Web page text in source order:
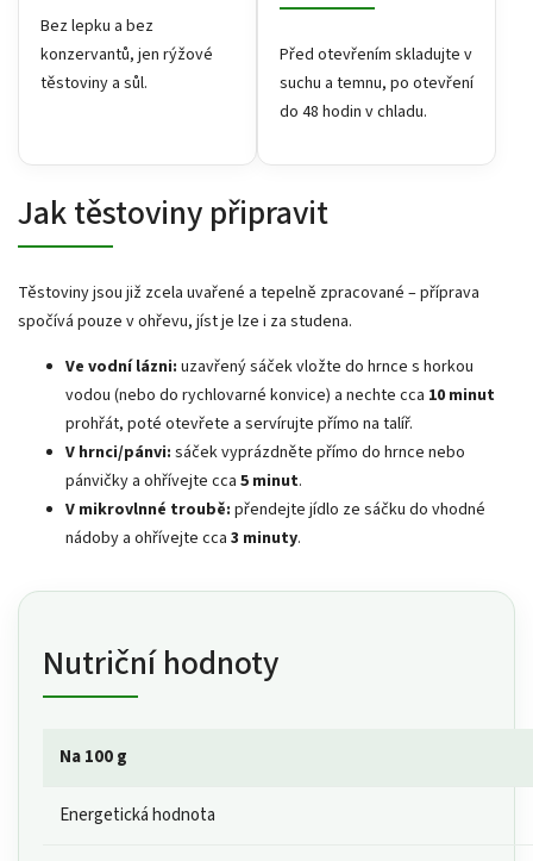
Bez lepku a bez
konzervantů, jen rýžové
těstoviny a sůl.
Před otevřením skladujte v
suchu a temnu, po otevření
do 48 hodin v chladu.
Jak těstoviny připravit
Těstoviny jsou již zcela uvařené a tepelně zpracované – příprava
spočívá pouze v ohřevu, jíst je lze i za studena.
Ve vodní lázni: uzavřený sáček vložte do hrnce s horkou
vodou (nebo do rychlovarné konvice) a nechte cca 10 minut
prohřát, poté otevřete a servírujte přímo na talíř.
V hrnci/pánvi: sáček vyprázdněte přímo do hrnce nebo
pánvičky a ohřívejte cca 5 minut.
V mikrovlnné troubě: přendejte jídlo ze sáčku do vhodné
nádoby a ohřívejte cca 3 minuty.
Nutriční hodnoty
Na 100 g
Energetická hodnota